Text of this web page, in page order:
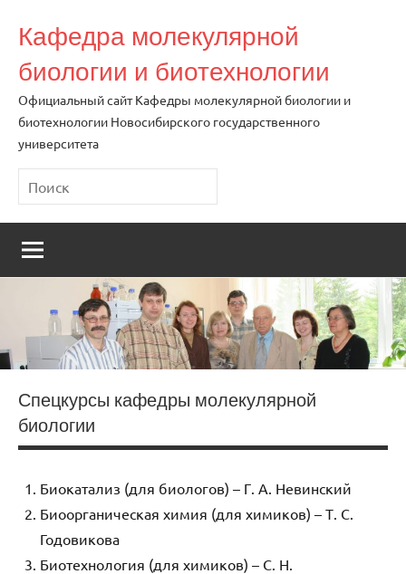
содержимому
Кафедра молекулярной
биологии и биотехнологии
Официальный сайт Кафедры молекулярной биологии и
биотехнологии Новосибирского государственного
университета
Поиск
Спецкурсы кафедры молекулярной
биологии
Биокатализ (для биологов) – Г. А. Невинский
Биоорганическая химия (для химиков) – Т. С.
Годовикова
Биотехнология (для химиков) – С. Н.